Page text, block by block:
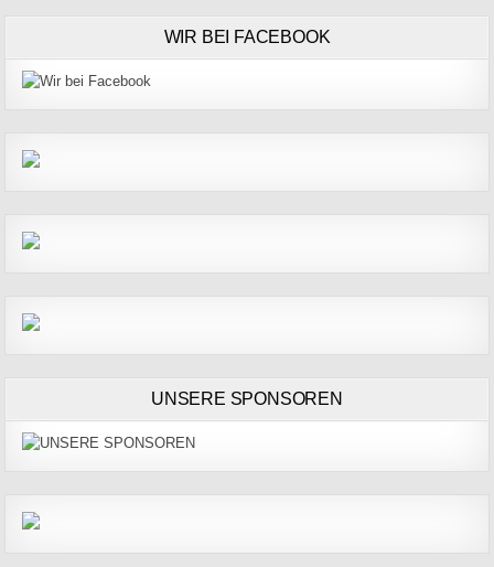
WIR BEI FACEBOOK
UNSERE SPONSOREN